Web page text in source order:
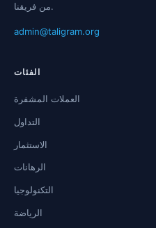
من فريقنا.
admin@taligram.org
الفئات
العملات المشفرة
التداول
الاستثمار
الرهانات
التكنولوجيا
الرياضة